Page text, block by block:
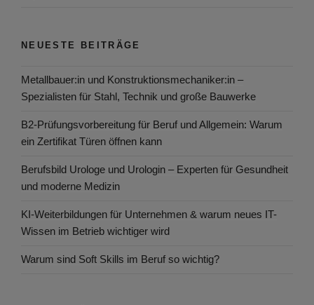
NEUESTE BEITRÄGE
Metallbauer:in und Konstruktionsmechaniker:in –
Spezialisten für Stahl, Technik und große Bauwerke
B2-Prüfungsvorbereitung für Beruf und Allgemein: Warum
ein Zertifikat Türen öffnen kann
Berufsbild Urologe und Urologin – Experten für Gesundheit
und moderne Medizin
KI-Weiterbildungen für Unternehmen & warum neues IT-
Wissen im Betrieb wichtiger wird
Warum sind Soft Skills im Beruf so wichtig?